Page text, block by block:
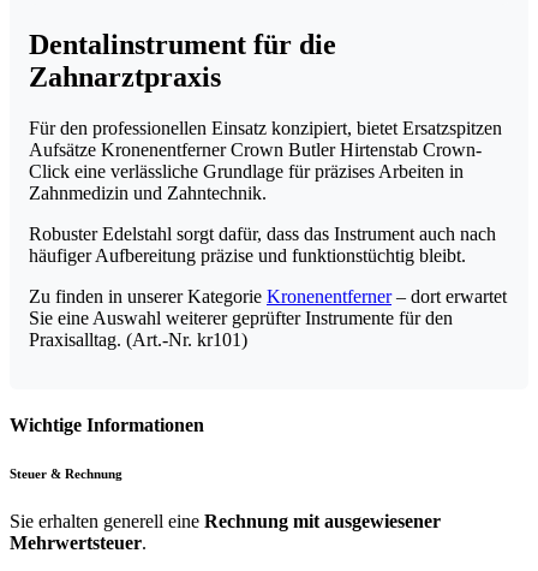
Dentalinstrument für die
Zahnarztpraxis
Für den professionellen Einsatz konzipiert, bietet Ersatzspitzen
Aufsätze Kronenentferner Crown Butler Hirtenstab Crown-
Click eine verlässliche Grundlage für präzises Arbeiten in
Zahnmedizin und Zahntechnik.
Robuster Edelstahl sorgt dafür, dass das Instrument auch nach
häufiger Aufbereitung präzise und funktionstüchtig bleibt.
Zu finden in unserer Kategorie Kronenentferner– dort erwartet
Sie eine Auswahl weiterer geprüfter Instrumente für den
Praxisalltag. (Art.-Nr. kr101)
Wichtige Informationen
Steuer & Rechnung
Sie erhalten generell eine Rechnung mit ausgewiesener
Mehrwertsteuer.